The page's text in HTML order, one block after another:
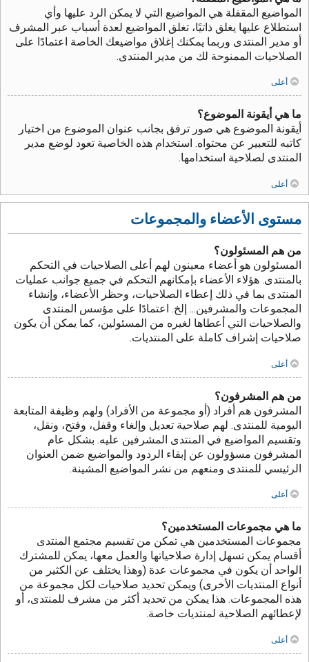
المواضيع المقفلة هي المواضيع التي لا يمكن الرد عليها وأي
استطلاع عليها يغلق ذاتيًا، تغلق المواضيع لعدة أسباب عبر المشرف
أو مدير المنتدى وربما يمكنك إغلاق مواضيعك الخاصة اعتمادًا على
الصلاحيات الممنوحة لك من مدير المنتدى.
أعلى
ما هي أيقونة الموضوع؟
أيقونة الموضوع هي صور ترفق بجانب عنوان الموضوع من اختيار
كاتبه للتعبير عن محتواه. استخدام هذه الخاصية تعود لوضع مدير
المنتدى لصلاحية استخدامها.
أعلى
مستوى الأعضاء والمجموعات
من هم المسئولون؟
المسئولون هو أعضاء معينون لهم أعلى الصلاحيات في التحكم
بالمنتدى. هؤلاء الأعضاء بإمكانهم التحكم في جميع جوانب عمليات
المنتدى بما في ذلك إعطاء الصلاحيات، وحظر الأعضاء، وإنشاء
المجموعات والمشرفين... إلخ. اعتمادًا على مؤسس المنتدى
والصلاحيات التي أعطاها لغيره من المسئولين، كما يمكن أن يكون
صلاحيات إشراف كاملة على المنتديات.
أعلى
من هم المشرفون؟
المشرفون هم أفراد (أو مجموعة من الأفراد) ولهم وظيفة المتابعة
اليومية للمنتدى. لهم صلاحية تعديل وإلغاء وقفل، وفتح، ونقل،
وتقسيم المواضيع في المنتدى المشرفين عليه. بشكل عام
المشرفون مسؤولون عن إبقاء الردود والمواضيع ضمن العنوان
الرئيسي للمنتدى ومنعهم من نشر المواضيع المشينة.
أعلى
ما هي مجموعات المستخدمين؟
مجموعات المستخدمين هي تمكن من تقسيم مجتمع المنتدى
أقسام يمكن تسهل إدارة صلاحياتها والعمل معها، يمكن للمشترك
الواحد أن يكون في مجموعات عدة (وهذا يختلف عن الكثير من
أنواع المنتديات الأخرى) ويمكن تحديد صلاحيات لكل مجموعة من
هذه المجموعات. هذا يمكن من تحديد أكثر من مشرف للمنتدى، أو
لإعطائهم الصلاحية لمنتديات خاصة.
أعلى